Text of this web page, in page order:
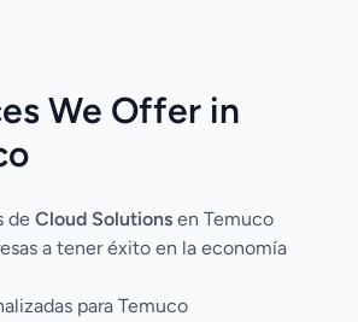
We Offer in
de Cloud Solutions en Temuco
a tener éxito en la economía
para Temuco